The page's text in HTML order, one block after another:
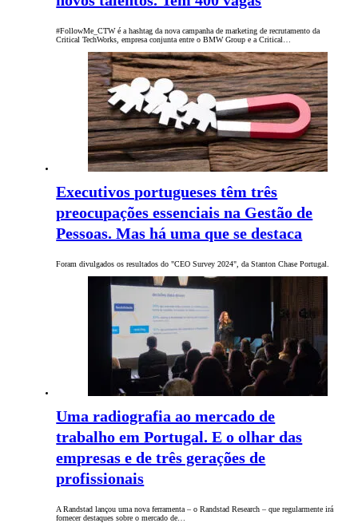
#FollowMe_CTW é a hashtag da nova campanha de marketing de recrutamento da
Critical TechWorks, empresa conjunta entre o BMW Group e a Critical…
Executivos portugueses têm três
preocupações essenciais na Gestão de
Pessoas. Mas há uma que se destaca
Foram divulgados os resultados do "CEO Survey 2024", da Stanton Chase Portugal.
Uma radiografia ao mercado de
trabalho em Portugal. E o olhar das
empresas e de três gerações de
profissionais
A Randstad lançou uma nova ferramenta – o Randstad Research – que regularmente irá
fornecer destaques sobre o mercado de…